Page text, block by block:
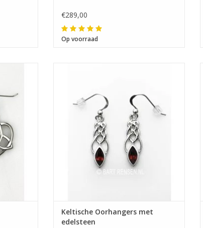
€289,00
Op voorraad
Keltische Oorhangers met
edelsteen